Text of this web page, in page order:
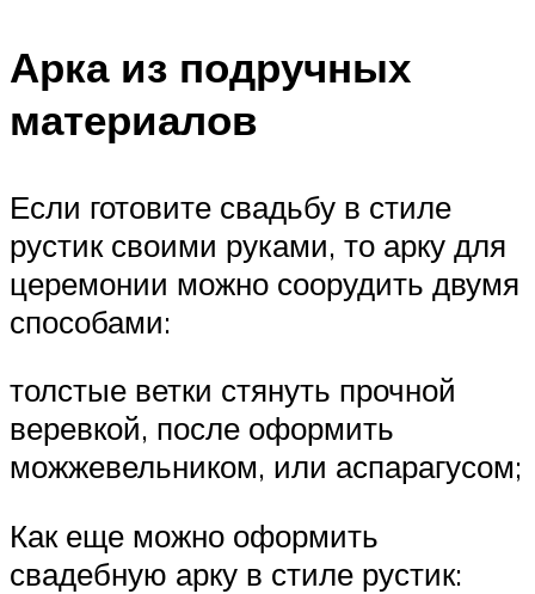
Арка из подручных
материалов
Если готовите свадьбу в стиле
рустик своими руками, то арку для
церемонии можно соорудить двумя
способами:
толстые ветки стянуть прочной
веревкой, после оформить
можжевельником, или аспарагусом;
Как еще можно оформить
свадебную арку в стиле рустик: